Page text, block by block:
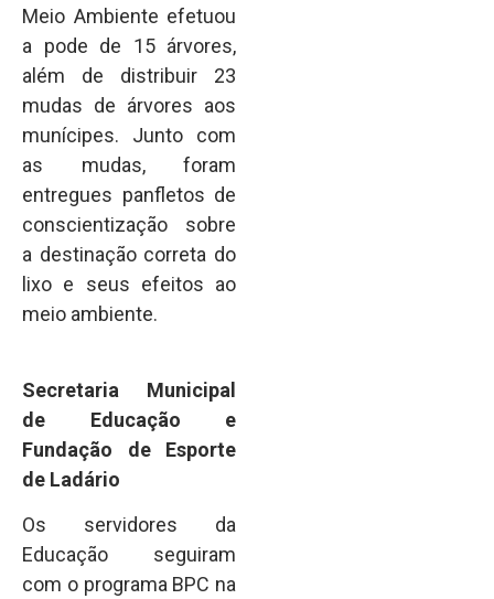
Meio Ambiente efetuou
a pode de 15 árvores,
além de distribuir 23
mudas de árvores aos
munícipes. Junto com
as mudas, foram
entregues panfletos de
conscientização sobre
a destinação correta do
lixo e seus efeitos ao
meio ambiente.
Secretaria Municipal
de Educação e
Fundação de Esporte
de Ladário
Os servidores da
Educação seguiram
com o programa BPC na